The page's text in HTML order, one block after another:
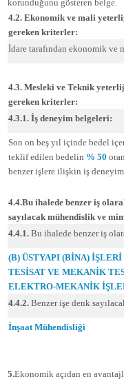
korunduğunu gösteren belge.
4.2. Ekonomik ve mali
gereken kriterler:
İdare tarafından ekonomik
4.3. Mesleki ve Teknik
gereken kriterler:
4.3.1. İş deneyim belgeleri:
Son on beş yıl içinde bedel
teklif edilen bedelin % 50
benzer işlere ilişkin iş
4.4.Bu ihalede benzer iş
sayılacak mühendislik ve
4.4.1. Bu ihalede benzer iş
(B) ÜSTYAPI (BİNA)
TESİSAT VE MEKANİK
ELEKTRO-MEKANİK
4.4.2. Benzer işe denk
İnşaat Mühendisliği
5.Ekonomik açıdan en